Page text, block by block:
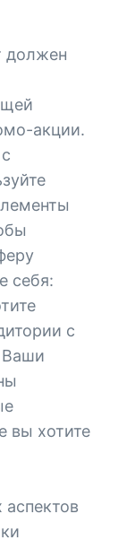
должен
акции.
себя:
с
вы хотите